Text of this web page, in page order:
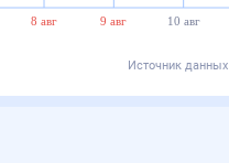
8 авг 9 авг 10 авг
Источник данных